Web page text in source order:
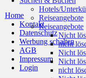
Home
Kontakt
Datenschutz
Werbung schalten
AGB
Impressum
Login
Hotels/
Reiseangebote
Reiseangebote
Nicht
nicht
Nicht
Nicht
nicht